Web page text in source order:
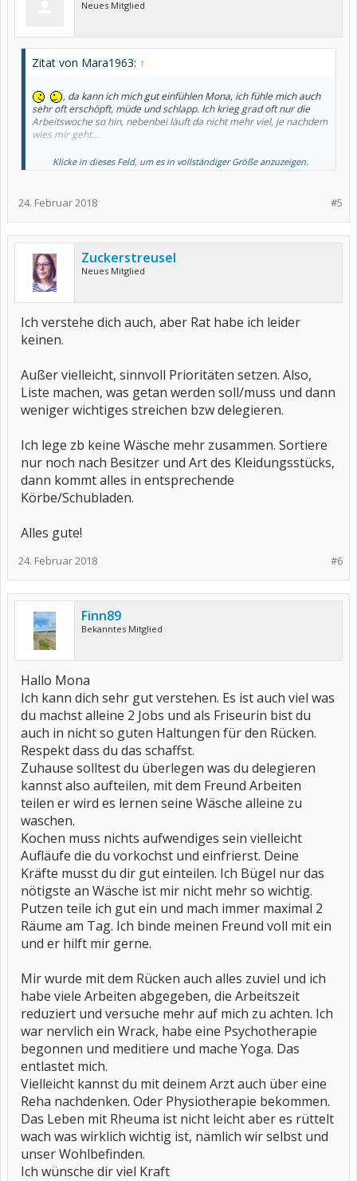
Neues Mitglied
Zitat von Mara1963: ↑
, da kann ich mich gut einfühlen Mona, ich fühle mich auch
sehr oft erschöpft, müde und schlapp. Ich krieg grad oft nur die
Arbeitswoche so hin, nebenbei läuft da nicht mehr viel, je nachdem
wies mir geht...
Weshalb kümmert sich dein Freund nicht selbst um sein Essen und
seine Klamotten?
Gruß
Mara
Klicke in dieses Feld, um es in vollständiger Größe anzuzeigen.
#5
24. Februar 2018
Zuckerstreusel
Neues Mitglied
Ich verstehe dich auch, aber Rat habe ich leider
keinen.
Außer vielleicht, sinnvoll Prioritäten setzen. Also,
Liste machen, was getan werden soll/muss und dann
weniger wichtiges streichen bzw delegieren.
Ich lege zb keine Wäsche mehr zusammen. Sortiere
nur noch nach Besitzer und Art des Kleidungsstücks,
dann kommt alles in entsprechende
Körbe/Schubladen.
Alles gute!
#6
24. Februar 2018
Finn89
Bekanntes Mitglied
Hallo Mona
Ich kann dich sehr gut verstehen. Es ist auch viel was
du machst alleine 2 Jobs und als Friseurin bist du
auch in nicht so guten Haltungen für den Rücken.
Respekt dass du das schaffst.
Zuhause solltest du überlegen was du delegieren
kannst also aufteilen, mit dem Freund Arbeiten
teilen er wird es lernen seine Wäsche alleine zu
waschen.
Kochen muss nichts aufwendiges sein vielleicht
Aufläufe die du vorkochst und einfrierst. Deine
Kräfte musst du dir gut einteilen. Ich Bügel nur das
nötigste an Wäsche ist mir nicht mehr so wichtig.
Putzen teile ich gut ein und mach immer maximal 2
Räume am Tag. Ich binde meinen Freund voll mit ein
und er hilft mir gerne.
Mir wurde mit dem Rücken auch alles zuviel und ich
habe viele Arbeiten abgegeben, die Arbeitszeit
reduziert und versuche mehr auf mich zu achten. Ich
war nervlich ein Wrack, habe eine Psychotherapie
begonnen und meditiere und mache Yoga. Das
entlastet mich.
Vielleicht kannst du mit deinem Arzt auch über eine
Reha nachdenken. Oder Physiotherapie bekommen.
Das Leben mit Rheuma ist nicht leicht aber es rüttelt
wach was wirklich wichtig ist, nämlich wir selbst und
unser Wohlbefinden.
Ich wünsche dir viel Kraft